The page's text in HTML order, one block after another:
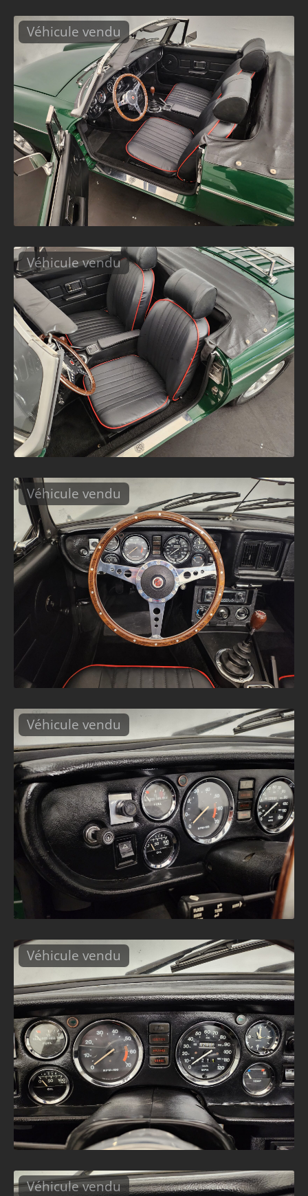
Véhicule vendu
Véhicule vendu
Véhicule vendu
Véhicule vendu
Véhicule vendu
Véhicule vendu